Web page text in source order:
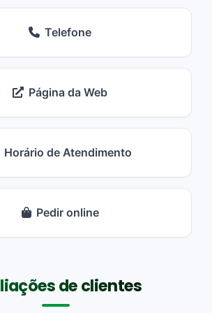
Telefone
Página da Web
Horário de Atendimento
Pedir online
de clientes